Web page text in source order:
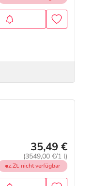
35,49 €
(3549,00 €/1 l)
z.Zt. nicht verfügbar